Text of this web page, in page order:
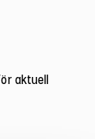
aktuell